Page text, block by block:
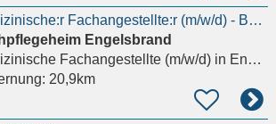
Medizinische:r Fachangestellte:r (m/w/d) - Bei uns startet Deine Karriere!
Engelsbrand
Fachangestellte (m/w/d)in Engelsbrand
20,9km